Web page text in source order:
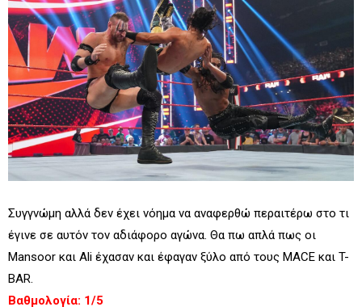
Συγγνώμη αλλά δεν έχει νόημα να αναφερθώ περαιτέρω στο τι
έγινε σε αυτόν τον αδιάφορο αγώνα. Θα πω απλά πως οι
Mansoor και Ali έχασαν και έφαγαν ξύλο από τους MACE και T-
BAR.
Βαθμολογία: 1/5